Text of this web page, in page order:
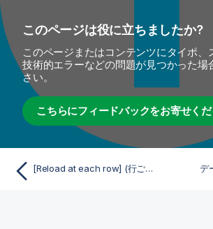
このページは役に立ちましたか?
このページまたはコンテンツにタイポ、
技術的エラーなどの問題が見つかった場
さい。
こちらにフィードバックをお寄せく
[Reload at each row] (行ごとにリロード) デ